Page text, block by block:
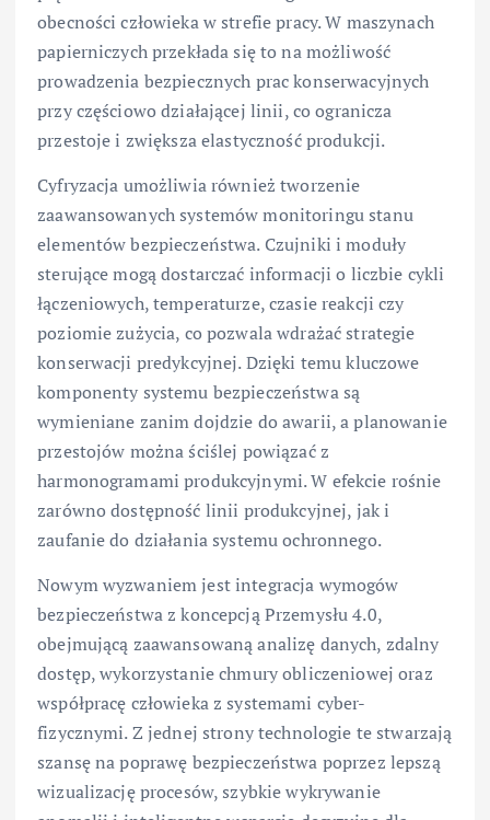
obecności człowieka w strefie pracy. W maszynach
papierniczych przekłada się to na możliwość
prowadzenia bezpiecznych prac konserwacyjnych
przy częściowo działającej linii, co ogranicza
przestoje i zwiększa elastyczność produkcji.
Cyfryzacja umożliwia również tworzenie
zaawansowanych systemów monitoringu stanu
elementów bezpieczeństwa. Czujniki i moduły
sterujące mogą dostarczać informacji o liczbie cykli
łączeniowych, temperaturze, czasie reakcji czy
poziomie zużycia, co pozwala wdrażać strategie
konserwacji predykcyjnej. Dzięki temu kluczowe
komponenty systemu bezpieczeństwa są
wymieniane zanim dojdzie do awarii, a planowanie
przestojów można ściślej powiązać z
harmonogramami produkcyjnymi. W efekcie rośnie
zarówno dostępność linii produkcyjnej, jak i
zaufanie do działania systemu ochronnego.
Nowym wyzwaniem jest integracja wymogów
bezpieczeństwa z koncepcją Przemysłu 4.0,
obejmującą zaawansowaną analizę danych, zdalny
dostęp, wykorzystanie chmury obliczeniowej oraz
współpracę człowieka z systemami cyber-
fizycznymi. Z jednej strony technologie te stwarzają
szansę na poprawę bezpieczeństwa poprzez lepszą
wizualizację procesów, szybkie wykrywanie